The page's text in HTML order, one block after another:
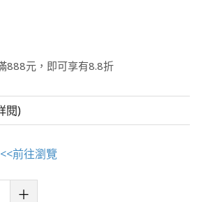
888元，即可享有8.8折
閱)
<<前往瀏覽